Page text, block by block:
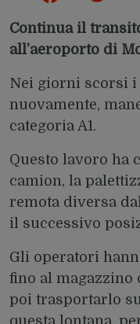
Continua il
all’aeroporto di
Nei giorni scorsi
nuovamente,
categoria A1.
Questo lavoro ha
camion, la
remota diversa
il successivo
Gli operatori
fino al magazzino
poi trasportarlo
questa lontana,